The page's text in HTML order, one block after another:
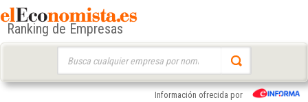
Ranking de Empresas
Información ofrecida por